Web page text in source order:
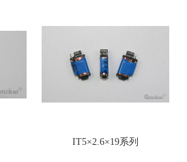
IT5×2.6×19系列